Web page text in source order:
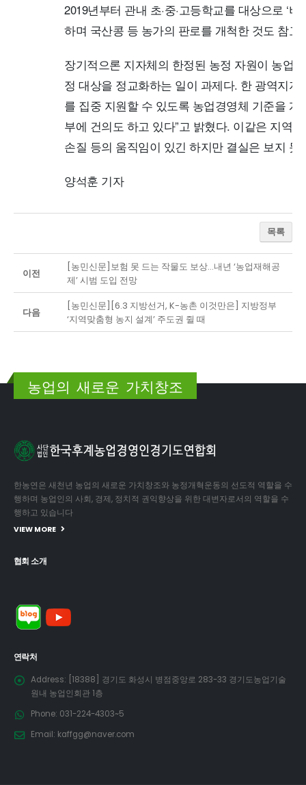
2019년부터 관내 초·중·고등학교를 대상으로 ‘
하며 국산콩 등 농가의 판로를 개척한 것도 참고
장기적으론 지자체의 한정된 농정 자원이 농업
정 대상을 정교화하는 일이 과제다. 한 광역지
를 집중 지원할 수 있도록 농업경영체 기준을
부에 건의도 하고 있다”고 밝혔다. 이같은 지역
손질 등의 움직임이 있긴 하지만 결실은 보지 못
양석훈 기자
목록
이전
[농민신문]보험 못 드는 작물도 보상…내년 ‘농업재해공
제’ 시범 도입 전망
다음
[농민신문][6.3 지방선거, K-농촌 이것만은] 지방정부
‘지역맞춤형 농지 설계’ 주도권 쥘 때
농업의 새로운 가치창조
한농연은 새천년 농업의 새로운 가치창조와 농정개혁운동의 선도적 역할을 수
행하며 농업인의 사회, 경제, 정치적 권익향상을 위한 대변자로서의 역할을 수
행하고 있습니다
VIEW MORE
협회 소개
연락처
Address:
[18388] 경기도 화성시 병점중앙로 283-33 경기도농업기술
원내 농업인회관 1층
Phone: 031-224-4303~5
Email: kaffgg@naver.com